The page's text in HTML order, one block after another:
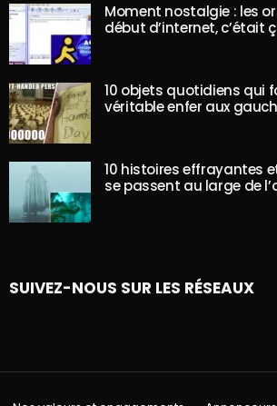
Moment nostalgie : les
début d’internet, c’était
10 objets quotidiens qui
véritable enfer aux
10 histoires effrayantes
se passent au large de
SUIVEZ-NOUS SUR LES RÉSEAUX